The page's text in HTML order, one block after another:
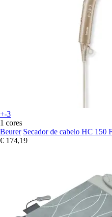
+-3
1 cores
Beurer Secador de cabelo HC 150
€ 174,19